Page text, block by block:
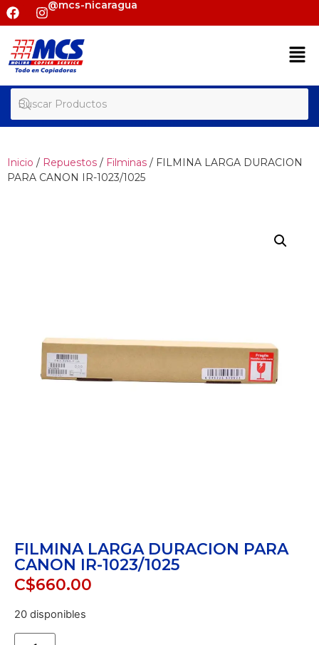
@mcs-nicaragua
Inicio / Repuestos / Filminas / FILMINA LARGA DURACION
PARA CANON IR-1023/1025
FILMINA LARGA DURACION PARA
CANON IR-1023/1025
C$660.00
20 disponibles